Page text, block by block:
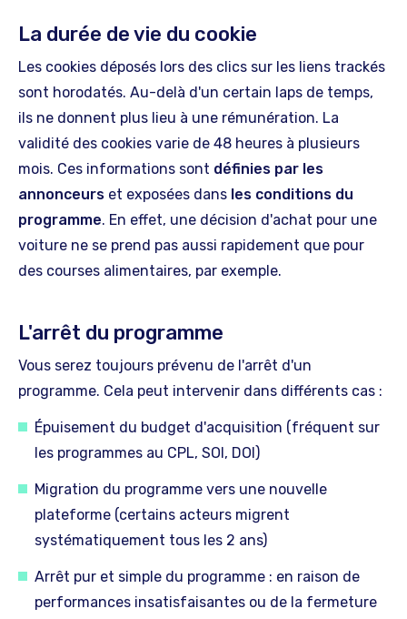
La durée de vie du cookie
Les cookies déposés lors des clics sur les liens trackés
sont horodatés. Au-delà d'un certain laps de temps,
ils ne donnent plus lieu à une rémunération. La
validité des cookies varie de 48 heures à plusieurs
mois. Ces informations sont définies par les
annonceurs et exposées dans les conditions du
programme. En effet, une décision d'achat pour une
voiture ne se prend pas aussi rapidement que pour
des courses alimentaires, par exemple.
L'arrêt du programme
Vous serez toujours prévenu de l'arrêt d'un
programme. Cela peut intervenir dans différents cas :
Épuisement du budget d'acquisition (fréquent sur
les programmes au CPL, SOI, DOI)
Migration du programme vers une nouvelle
plateforme (certains acteurs migrent
systématiquement tous les 2 ans)
Arrêt pur et simple du programme : en raison de
performances insatisfaisantes ou de la fermeture